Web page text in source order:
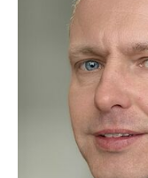
Publications
Lectures and